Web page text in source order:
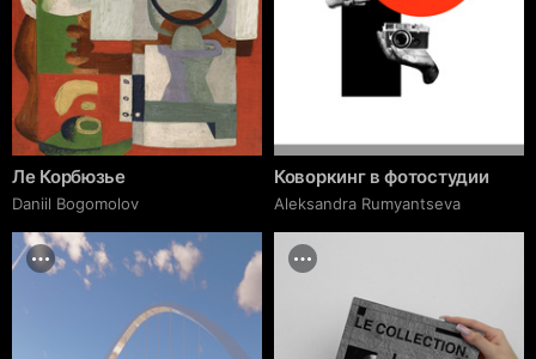
Ле Корбюзье
Daniil Bogomolov
Коворкинг в фотостудии
Aleksandra Rumyantseva